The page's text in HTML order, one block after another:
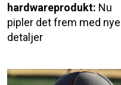
hardwareprodukt: Nu
pipler det frem med nye
detaljer